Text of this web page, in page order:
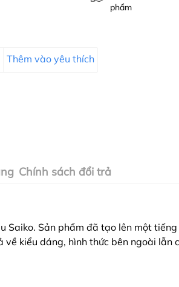
phẩm
Thêm vào yêu thích
Chính sách đổi trả
Saiko. Sản phẩm đã tạo lên một
kiểu dáng, hình thức bên ngoài lẫn